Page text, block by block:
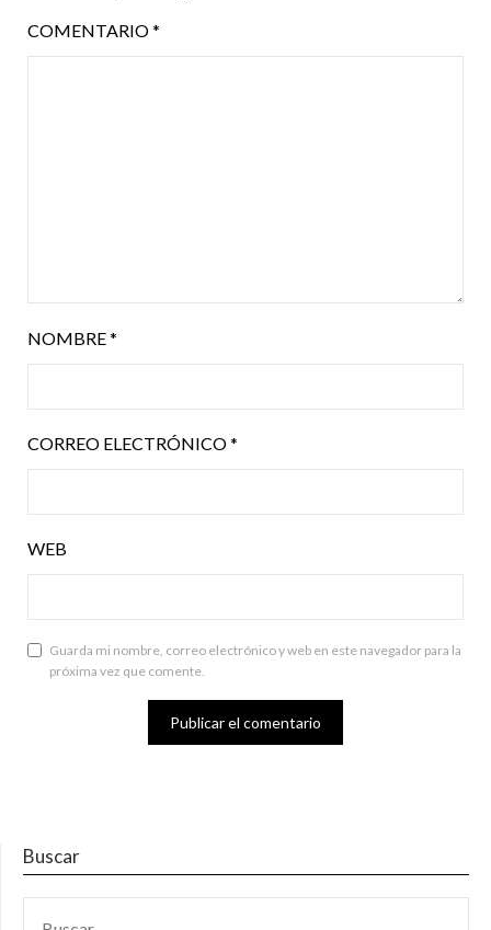
COMENTARIO*
NOMBRE*
CORREO ELECTRÓNICO*
WEB
Guarda mi nombre, correo electrónico y web en este navegador para la
próxima vez que comente.
Buscar